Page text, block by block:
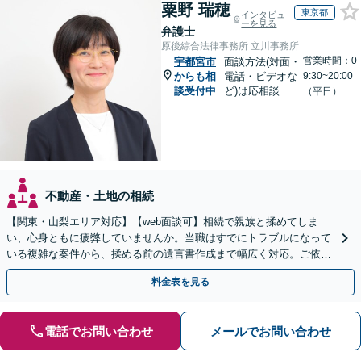
粟野 瑞穂
弁護士
インタビュ
ーを見る
東京都
原後綜合法律事務所 立川事務所
宇都宮市
からも相
談受付中
面談方法(対面・
電話・ビデオな
ど)は応相談
営業時間：0
9:30~20:00
（平日）
不動産・土地の相続
【関東・山梨エリア対応】【web面談可】相続で親族と揉めてしま
い、心身ともに疲弊していませんか。当職はすでにトラブルになって
いる複雑な案件から、揉める前の遺言書作成まで幅広く対応。ご依頼
者様の心に最後まで寄り添います。【休日面談可】
料金表を見る
電話でお問い合わせ メールでお問い合わせ